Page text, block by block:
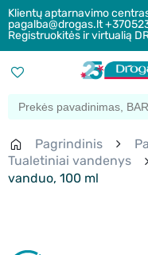
Klientų aptarnavimo
pagalba@drogas.lt
Registruokitės ir virtualią
Pagrindinis
Tualetiniai vandenys
vanduo, 100 ml